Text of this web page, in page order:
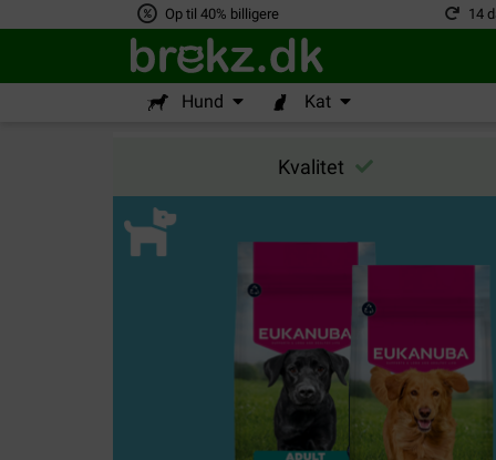
Op til 40% billigere 14
Hund Kat
Kvalitet